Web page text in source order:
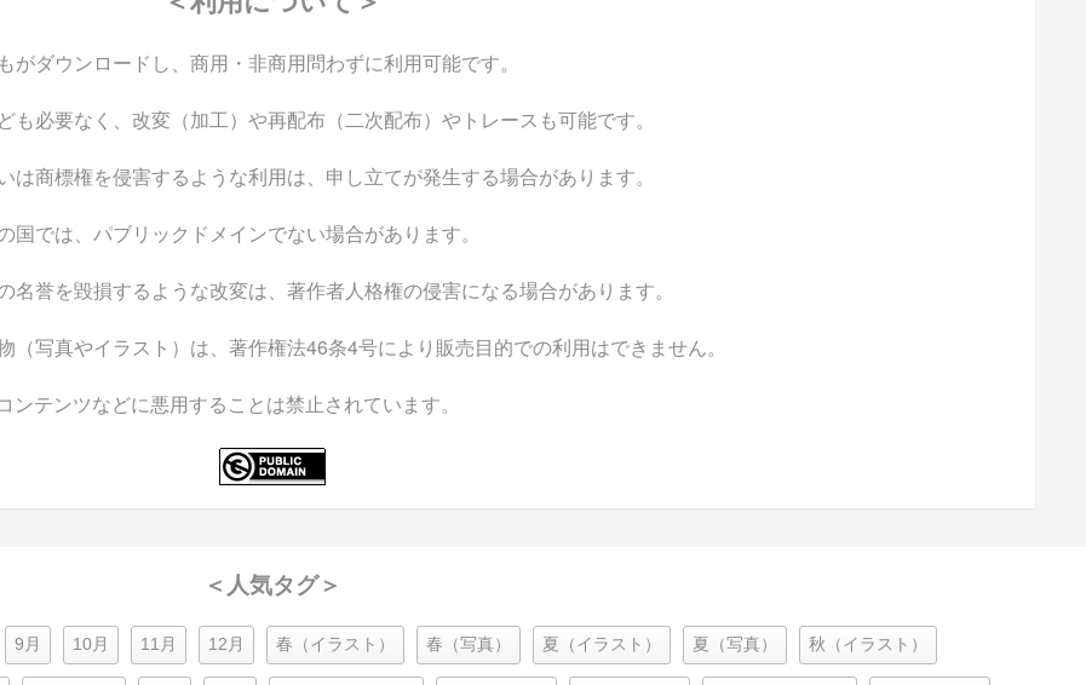
ダウンロードし、商用・非商用問わずに利用可能です。
必要なく、改変（加工）や再配布（二次配布）やトレースも可能です。
商標権を侵害するような利用は、申し立てが発生する場合があります。
では、パブリックドメインでない場合があります。
誉を毀損するような改変は、著作者人格権の侵害になる場合があります。
写真やイラスト）は、著作権法46条4号により販売目的での利用はできません。
テンツなどに悪用することは禁止されています。
＜人気タグ＞
9月 10月 11月 12月 春（イラスト） 春（写真） 夏（イラスト） 夏（写真） 秋（イラスト）